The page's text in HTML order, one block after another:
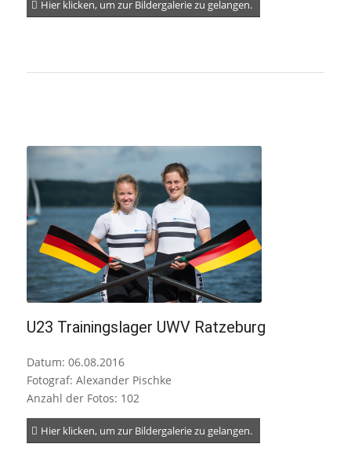
Hier klicken, um zur Bildergalerie zu gelangen.
U23 Trainingslager UWV Ratzeburg
Datum: 06.08.2016
Fotograf: Alexander Pischke
Anzahl der Fotos: 102
Hier klicken, um zur Bildergalerie zu gelangen.